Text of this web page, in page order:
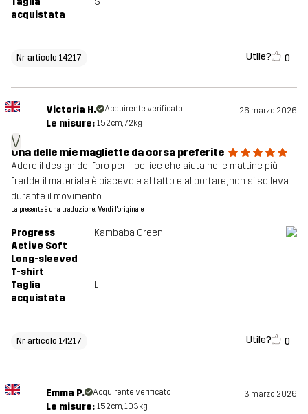
acquistata
Nr articolo 14217 Utile? 0
V
Victoria H. Acquirente verificato 26 marzo 2026
Le misure: 152cm, 72kg
Una delle mie magliette da corsa preferite
Adoro il design del foro per il pollice che aiuta nelle mattine più
fredde, il materiale è piacevole al tatto e al portare, non si solleva
durante il movimento.
La presente è una traduzione. Verdi l'originale
Progress
Active Soft
Long-sleeved
T-shirt
Kambaba Green
Taglia
acquistata
L
Nr articolo 14217 Utile? 0
Emma P. Acquirente verificato 3 marzo 2026
Le misure: 152cm, 103kg